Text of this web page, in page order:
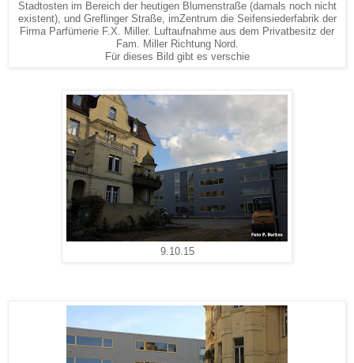
Stadtosten im Bereich der heutigen Blumenstraße (damals noch nicht
existent), und Greflinger Straße, imZentrum die Seifensiederfabrik der
Firma Parfümerie F.X. Miller. Luftaufnahme aus dem Privatbesitz der
Fam. Miller Richtung Nord.
Für dieses Bild gibt es verschie
9.10.15